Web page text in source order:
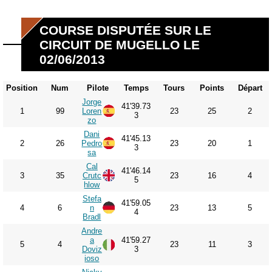
COURSE DISPUTÉE SUR LE
CIRCUIT DE MUGELLO LE
02/06/2013
Position Num Pilote Temps Tours Points Départ
1 99
Jorge
Loren
zo
41'39.73
3
23 25 2
2 26
Dani
Pedro
sa
41'45.13
3
23 20 1
3 35
Cal
Crutc
hlow
41'46.14
5
23 16 4
4 6
Stefa
n
Bradl
41'59.05
4
23 13 5
5 4
Andre
a
Doviz
ioso
41'59.27
3
23 11 3